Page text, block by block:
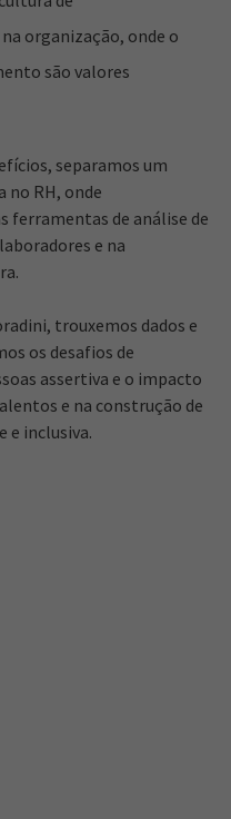
organização, onde o
são valores
separamos um
no RH, onde
ferramentas de análise de
e na
trouxemos dados e
os desafios de
assertiva e o impacto
e na construção de
e inclusiva.